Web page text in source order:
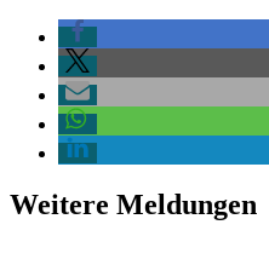
Weitere Meldungen